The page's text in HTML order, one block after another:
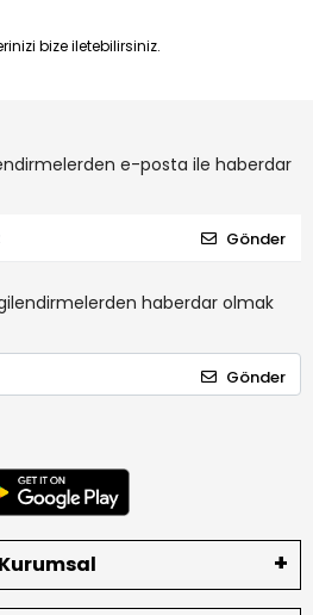
bize iletebilirsiniz.
e-posta ile haberdar
Gönder
haberdar olmak
Gönder
Kurumsal